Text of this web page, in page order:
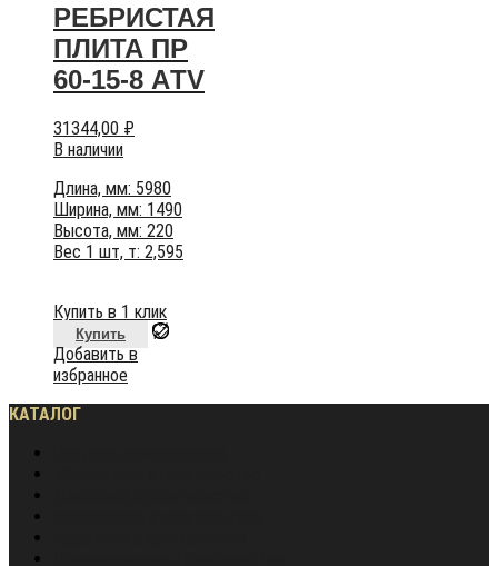
РЕБРИСТАЯ
ПЛИТА ПР
60-15-8 AТV
31344,00 ₽
В наличии
Длина, мм: 5980
Ширина, мм: 1490
Высота, мм: 220
Вес 1 шт, т: 2,595
Купить в 1 клик
Купить
Добавить в
избранное
КАТАЛОГ